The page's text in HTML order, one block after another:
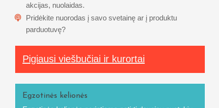
akcijas, nuolaidas.
Pridėkite nuorodas į savo svetainę ar į produktu
parduotuvę?
Pigiausi viešbučiai ir kurortai
Egzotinės kelionės